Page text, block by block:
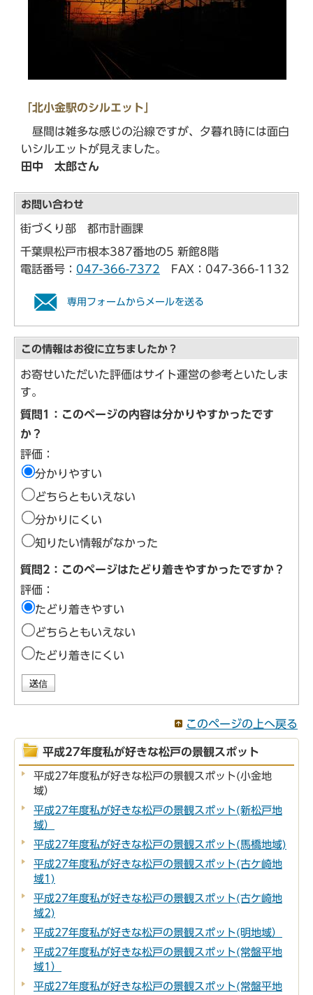
「北小金駅のシルエット」
昼間は雑多な感じの沿線ですが、夕暮れ時には面白
いシルエットが見えました。
田中 太郎さん
お問い合わせ
街づくり部 都市計画課
千葉県松戸市根本387番地の5 新館8階
電話番号： 047-366-7372 FAX：047-366-1132
専用フォームからメールを送る
この情報はお役に立ちましたか？
お寄せいただいた評価はサイト運営の参考といたしま
す。
質問1：このページの内容は分かりやすかったです
か？
評価：
分かりやすい
どちらともいえない
分かりにくい
知りたい情報がなかった
質問2：このページはたどり着きやすかったですか？
評価：
たどり着きやすい
どちらともいえない
たどり着きにくい
このページの上へ戻る
平成27年度私が好きな松戸の景観スポット
平成27年度私が好きな松戸の景観スポット(小金地
域）
平成27年度私が好きな松戸の景観スポット(新松戸地
域）
平成27年度私が好きな松戸の景観スポット(馬橋地域)
平成27年度私が好きな松戸の景観スポット(古ケ崎地
域1)
平成27年度私が好きな松戸の景観スポット(古ケ崎地
域2)
平成27年度私が好きな松戸の景観スポット(明地域）
平成27年度私が好きな松戸の景観スポット(常盤平地
域1）
平成27年度私が好きな松戸の景観スポット(常盤平地